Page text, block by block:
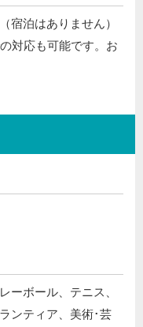
宿泊はありません）
対応も可能です。お
ーボール、テニス、
ンティア、美術･芸